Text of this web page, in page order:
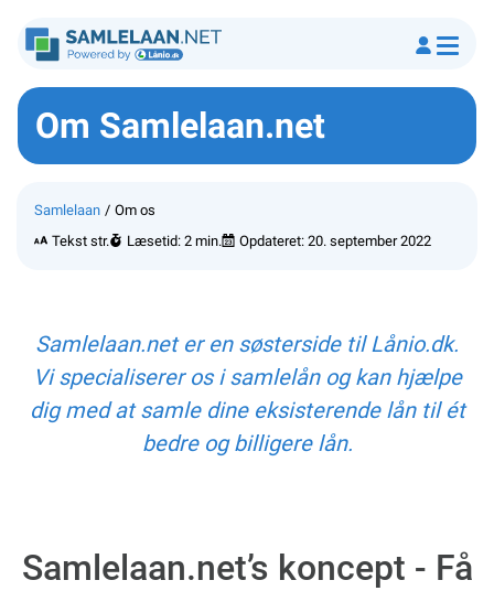
Om Samlelaan.net
Samlelaan
Om os
Tekst str.
Læsetid: 2 min. Opdateret: 20. september 2022
Samlelaan.net er en søsterside til Lånio.dk.
Vi specialiserer os i samlelån og kan hjælpe
dig med at samle dine eksisterende lån til ét
bedre og billigere lån.
Samlelaan.net’s koncept - Få